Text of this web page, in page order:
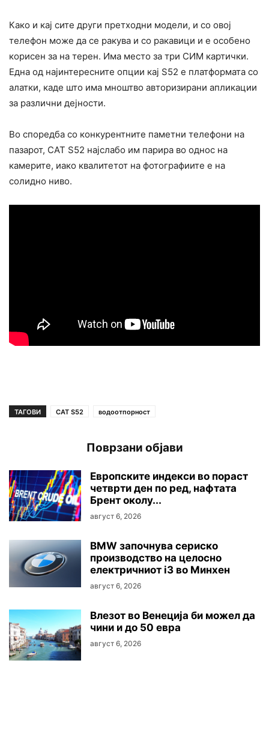
Како и кај сите други претходни модели, и со овој
телефон може да се ракува и со ракавици и е особено
корисен за на терен. Има место за три СИМ картички.
Една од најинтересните опции кај S52 е платформата со
алатки, каде што има мноштво авторизирани апликации
за различни дејности.
Во споредба со конкурентните паметни телефони на
пазарот, CAT S52 најслабо им парира во однос на
камерите, иако квалитетот на фотографиите е на
солидно ниво.
ТАГОВИ CAT S52 водоотпорност
Поврзани објави
Европските индекси во пораст
четврти ден по ред, нафтата
Брент околу...
август 6, 2026
BMW започнува сериско
производство на целосно
електричниот i3 во Минхен
август 6, 2026
Влезот во Венеција би можел да
чини и до 50 евра
август 6, 2026